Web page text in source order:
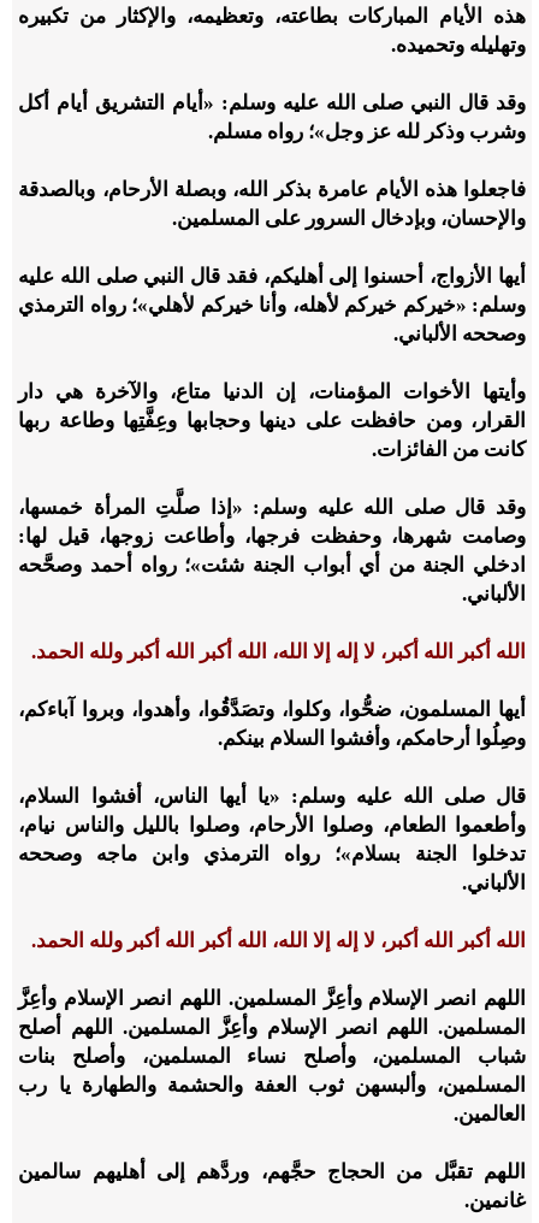
هذه الأيام المباركات بطاعته، وتعظيمه، والإكثار من تكبيره
وتهليله وتحميده.
وقد قال النبي صلى الله عليه وسلم: «أيام التشريق أيام أكل
وشرب وذكر لله عز وجل»؛ رواه مسلم.
فاجعلوا هذه الأيام عامرة بذكر الله، وبصلة الأرحام، وبالصدقة
والإحسان، وبإدخال السرور على المسلمين.
أيها الأزواج، أحسنوا إلى أهليكم، فقد قال النبي صلى الله عليه
وسلم: «خيركم خيركم لأهله، وأنا خيركم لأهلي»؛ رواه الترمذي
وصححه الألباني.
وأيتها الأخوات المؤمنات، إن الدنيا متاع، والآخرة هي دار
القرار، ومن حافظت على دينها وحجابها وعِفَّتِها وطاعة ربها
كانت من الفائزات.
وقد قال صلى الله عليه وسلم: «إذا صلَّتِ المرأة خمسها،
وصامت شهرها، وحفظت فرجها، وأطاعت زوجها، قيل لها:
ادخلي الجنة من أي أبواب الجنة شئت»؛ رواه أحمد وصحَّحه
الألباني.
الله أكبر الله أكبر، لا إله إلا الله، الله أكبر الله أكبر ولله الحمد.
أيها المسلمون، ضحُّوا، وكلوا، وتصَدَّقُوا، وأهدوا، وبروا آباءكم،
وصِلُوا أرحامكم، وأفشوا السلام بينكم.
قال صلى الله عليه وسلم: «يا أيها الناس، أفشوا السلام،
وأطعموا الطعام، وصلوا الأرحام، وصلوا بالليل والناس نيام،
تدخلوا الجنة بسلام»؛ رواه الترمذي وابن ماجه وصححه
الألباني.
الله أكبر الله أكبر، لا إله إلا الله، الله أكبر الله أكبر ولله الحمد.
اللهم انصر الإسلام وأعِزَّ المسلمين. اللهم انصر الإسلام وأعِزَّ
المسلمين. اللهم انصر الإسلام وأعِزَّ المسلمين. اللهم أصلح
شباب المسلمين، وأصلح نساء المسلمين، وأصلح بنات
المسلمين، وألبسهن ثوب العفة والحشمة والطهارة يا رب
العالمين.
اللهم تقبَّل من الحجاج حجَّهم، وردَّهم إلى أهليهم سالمين
غانمين.